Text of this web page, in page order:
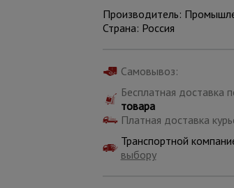
Производитель:
Страна: Россия
Самовывоз:
Бесплатная доставка
товара
Платная доставка
Транспортной
выбору